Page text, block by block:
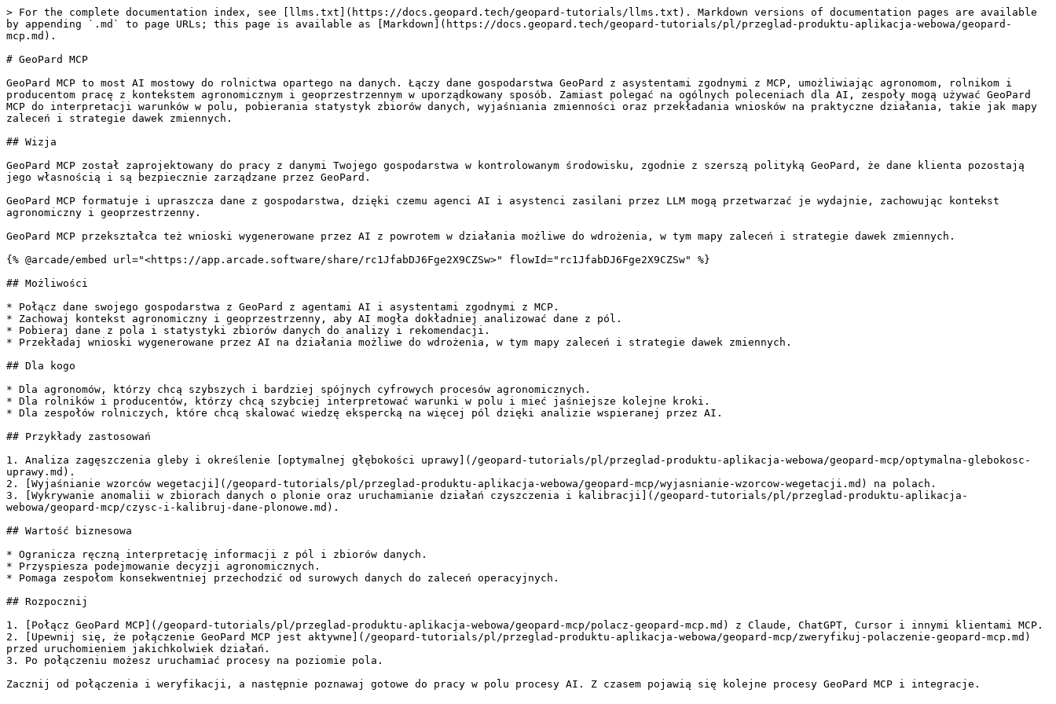
> For the complete documentation index, see [llms.txt](https://docs.geopard.tech/geopard-tutorials/llms.txt). Markdown versions of documentation pages are available
by appending `.md` to page URLs; this page is available as [Markdown](https://docs.geopard.tech/geopard-tutorials/pl/przeglad-produktu-aplikacja-webowa/geopard-
mcp.md).
# GeoPard MCP
GeoPard MCP to most AI mostowy do rolnictwa opartego na danych. Łączy dane gospodarstwa GeoPard z asystentami zgodnymi z MCP, umożliwiając agronomom, rolnikom i
producentom pracę z kontekstem agronomicznym i geoprzestrzennym w uporządkowany sposób. Zamiast polegać na ogólnych poleceniach dla AI, zespoły mogą używać GeoPard
MCP do interpretacji warunków w polu, pobierania statystyk zbiorów danych, wyjaśniania zmienności oraz przekładania wniosków na praktyczne działania, takie jak mapy
zaleceń i strategie dawek zmiennych.
## Wizja
GeoPard MCP został zaprojektowany do pracy z danymi Twojego gospodarstwa w kontrolowanym środowisku, zgodnie z szerszą polityką GeoPard, że dane klienta pozostają
jego własnością i są bezpiecznie zarządzane przez GeoPard.
GeoPard MCP formatuje i upraszcza dane z gospodarstwa, dzięki czemu agenci AI i asystenci zasilani przez LLM mogą przetwarzać je wydajnie, zachowując kontekst
agronomiczny i geoprzestrzenny.
GeoPard MCP przekształca też wnioski wygenerowane przez AI z powrotem w działania możliwe do wdrożenia, w tym mapy zaleceń i strategie dawek zmiennych.
{% @arcade/embed url="<https://app.arcade.software/share/rc1JfabDJ6Fge2X9CZSw>" flowId="rc1JfabDJ6Fge2X9CZSw" %}
## Możliwości
* Połącz dane swojego gospodarstwa z GeoPard z agentami AI i asystentami zgodnymi z MCP.
* Zachowaj kontekst agronomiczny i geoprzestrzenny, aby AI mogła dokładniej analizować dane z pól.
* Pobieraj dane z pola i statystyki zbiorów danych do analizy i rekomendacji.
* Przekładaj wnioski wygenerowane przez AI na działania możliwe do wdrożenia, w tym mapy zaleceń i strategie dawek zmiennych.
## Dla kogo
* Dla agronomów, którzy chcą szybszych i bardziej spójnych cyfrowych procesów agronomicznych.
* Dla rolników i producentów, którzy chcą szybciej interpretować warunki w polu i mieć jaśniejsze kolejne kroki.
* Dla zespołów rolniczych, które chcą skalować wiedzę ekspercką na więcej pól dzięki analizie wspieranej przez AI.
## Przykłady zastosowań
1. Analiza zagęszczenia gleby i określenie [optymalnej głębokości uprawy](/geopard-tutorials/pl/przeglad-produktu-aplikacja-webowa/geopard-mcp/optymalna-glebokosc-
uprawy.md).
2. [Wyjaśnianie wzorców wegetacji](/geopard-tutorials/pl/przeglad-produktu-aplikacja-webowa/geopard-mcp/wyjasnianie-wzorcow-wegetacji.md) na polach.
3. [Wykrywanie anomalii w zbiorach danych o plonie oraz uruchamianie działań czyszczenia i kalibracji](/geopard-tutorials/pl/przeglad-produktu-aplikacja-
webowa/geopard-mcp/czysc-i-kalibruj-dane-plonowe.md).
## Wartość biznesowa
* Ogranicza ręczną interpretację informacji z pól i zbiorów danych.
* Przyspiesza podejmowanie decyzji agronomicznych.
* Pomaga zespołom konsekwentniej przechodzić od surowych danych do zaleceń operacyjnych.
## Rozpocznij
1. [Połącz GeoPard MCP](/geopard-tutorials/pl/przeglad-produktu-aplikacja-webowa/geopard-mcp/polacz-geopard-mcp.md) z Claude, ChatGPT, Cursor i innymi klientami MCP.
2. [Upewnij się, że połączenie GeoPard MCP jest aktywne](/geopard-tutorials/pl/przeglad-produktu-aplikacja-webowa/geopard-mcp/zweryfikuj-polaczenie-geopard-mcp.md)
przed uruchomieniem jakichkolwiek działań.
3. Po połączeniu możesz uruchamiać procesy na poziomie pola.
Zacznij od połączenia i weryfikacji, a następnie poznawaj gotowe do pracy w polu procesy AI. Z czasem pojawią się kolejne procesy GeoPard MCP i integracje.